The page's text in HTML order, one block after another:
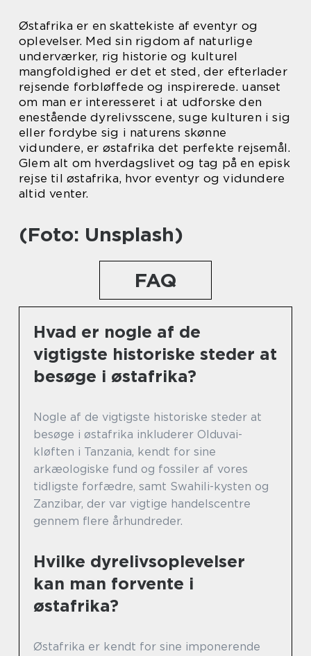
Østafrika er en skattekiste af eventyr og
oplevelser. Med sin rigdom af naturlige
underværker, rig historie og kulturel
mangfoldighed er det et sted, der efterlader
rejsende forbløffede og inspirerede. uanset
om man er interesseret i at udforske den
enestående dyrelivsscene, suge kulturen i sig
eller fordybe sig i naturens skønne
vidundere, er østafrika det perfekte rejsemål.
Glem alt om hverdagslivet og tag på en episk
rejse til østafrika, hvor eventyr og vidundere
altid venter.
(Foto: Unsplash)
FAQ
Hvad er nogle af de
vigtigste historiske steder at
besøge i østafrika?
Nogle af de vigtigste historiske steder at
besøge i østafrika inkluderer Olduvai-
kløften i Tanzania, kendt for sine
arkæologiske fund og fossiler af vores
tidligste forfædre, samt Swahili-kysten og
Zanzibar, der var vigtige handelscentre
gennem flere århundreder.
Hvilke dyrelivsoplevelser
kan man forvente i
østafrika?
Østafrika er kendt for sine imponerende